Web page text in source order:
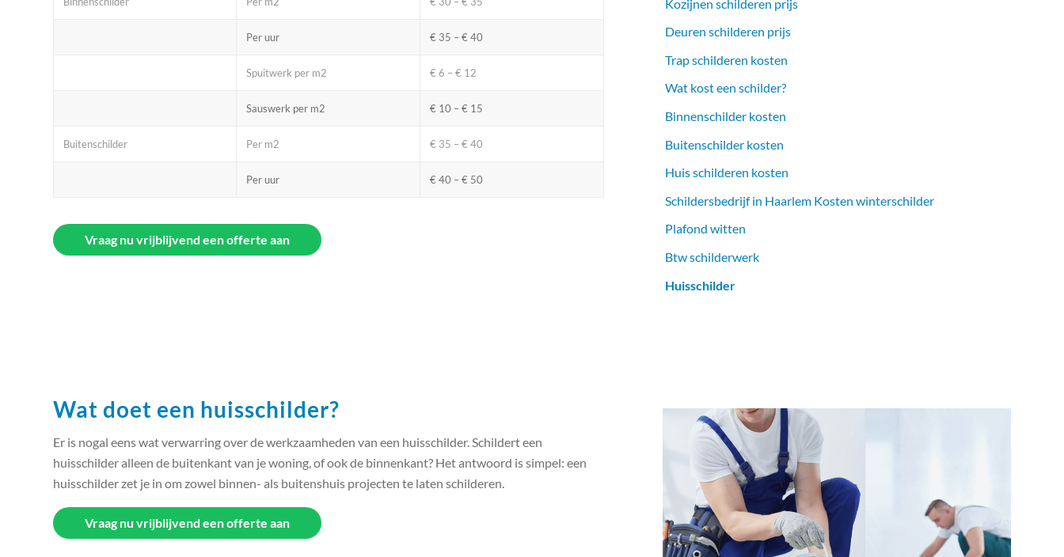
Per uur € 35 – € 40
Spuitwerk per m2 € 6 – € 12
Sauswerk per m2 € 10 – € 15
Buitenschilder Per m2 € 35 – € 40
Per uur € 40 – € 50
Vraag nu vrijblijvend een offerte aan
Kozijnen schilderen prijs
Deuren schilderen prijs
Trap schilderen kosten
Wat kost een schilder?
Binnenschilder kosten
Buitenschilder kosten
Huis schilderen kosten
Schildersbedrijf in Haarlem Kosten winterschilder
Plafond witten
Btw schilderwerk
Huisschilder
Wat doet een huisschilder?
Er is nogal eens wat verwarring over de werkzaamheden van een huisschilder. Schildert een
huisschilder alleen de buitenkant van je woning, of ook de binnenkant? Het antwoord is simpel: een
huisschilder zet je in om zowel binnen- als buitenshuis projecten te laten schilderen.
Vraag nu vrijblijvend een offerte aan